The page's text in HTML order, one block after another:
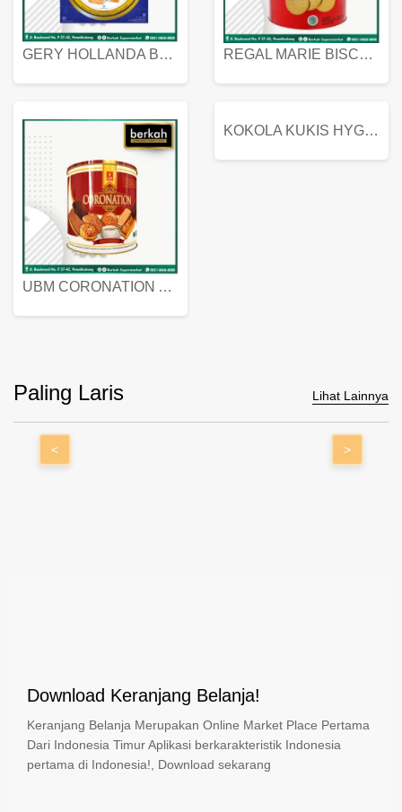
GERY HOLLANDA BUTTER COOKIES 450 GRAM REGAL MARIE BISCUIT KALENG 550 GRAM
UBM CORONATION ASSORTED BISKUIT KALENG 450 GRAM
KOKOLA KUKIS HYGIENIC MILK VANILLA PACK 320 GR
Paling Laris Lihat Lainnya
< >
Download Keranjang Belanja!
Keranjang Belanja Merupakan Online Market Place Pertama
Dari Indonesia Timur Aplikasi berkarakteristik Indonesia
pertama di Indonesia!, Download sekarang